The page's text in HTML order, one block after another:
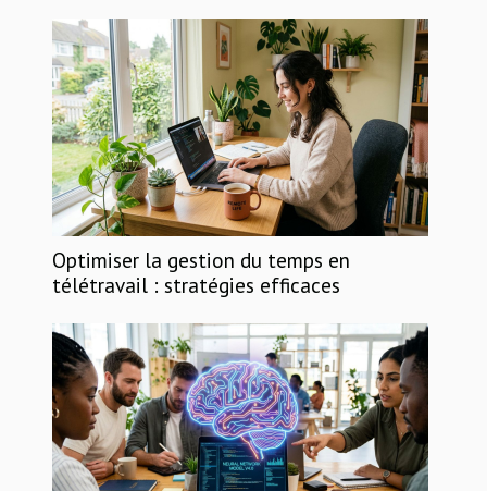
Optimiser la gestion du temps en
télétravail : stratégies efficaces